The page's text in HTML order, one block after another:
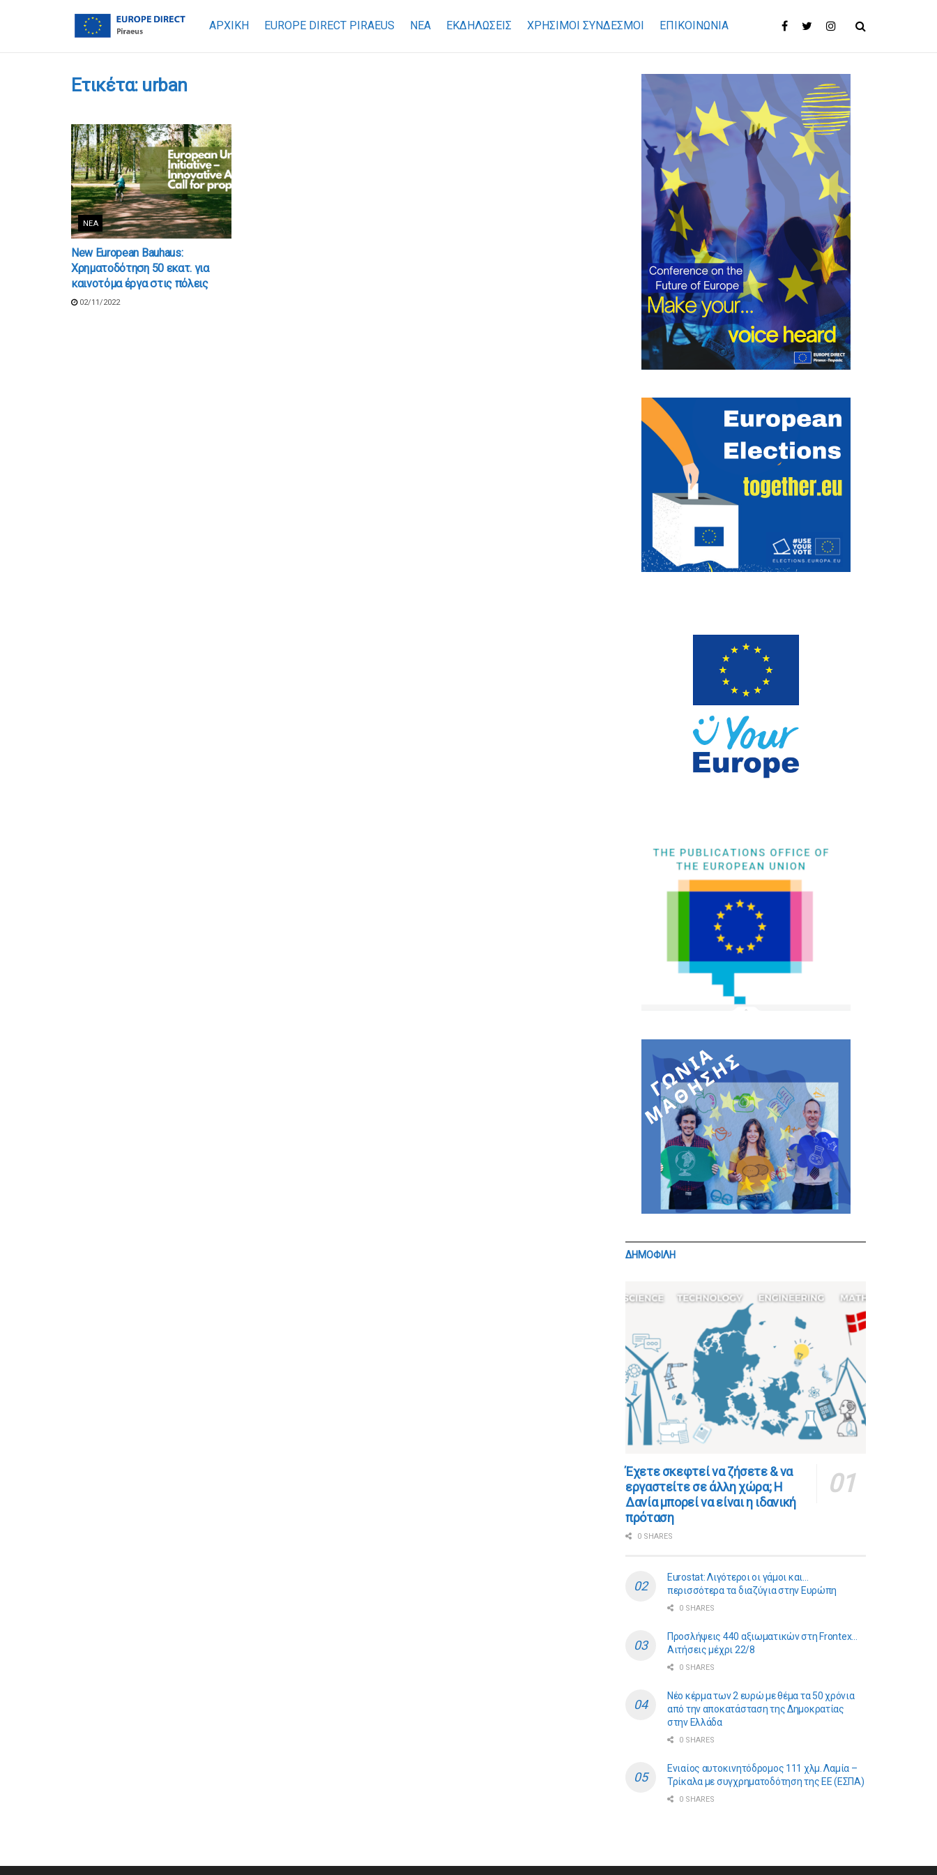
ΑΡΧΙΚΗ EUROPE DIRECT PIRAEUS ΝΕΑ ΕΚΔΗΛΩΣΕΙΣ ΧΡΉΣΙΜΟΙ ΣΎΝΔΕΣΜΟΙ ΕΠΙΚΟΙΝΩΝΊΑ
Ετικέτα: urban
ΝΈΑ
New European Bauhaus:
Χρηματοδότηση 50 εκατ. για
καινοτόμα έργα στις πόλεις
02/11/2022
ΔΗΜΟΦΙΛΗ
​​Έχετε σκεφτεί να ζήσετε & να
εργαστείτε σε άλλη χώρα; Η
Δανία μπορεί να είναι η ιδανική
πρόταση
0 SHARES
Eurostat: Λιγότεροι οι γάμοι και…
περισσότερα τα διαζύγια στην Ευρώπη
0 SHARES
Προσλήψεις 440 αξιωματικών στη Frontex…
Αιτήσεις μέχρι 22/8
0 SHARES
Νέο κέρμα των 2 ευρώ με θέμα τα 50 χρόνια
από την αποκατάσταση της Δημοκρατίας
στην Ελλάδα
0 SHARES
Ενιαίος αυτοκινητόδρομος 111 χλμ. Λαμία –
Τρίκαλα με συγχρηματοδότηση της ΕE (ΕΣΠΑ)
0 SHARES